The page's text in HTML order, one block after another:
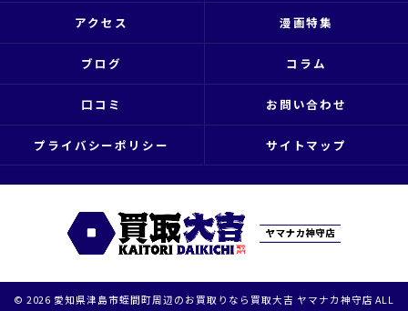
アクセス 漫画特集
ブログ コラム
口コミ お問い合わせ
プライバシーポリシー サイトマップ
© 2026 愛知県津島市蛭間町周辺のお買取りなら買取大吉 ヤマナカ神守店 ALL